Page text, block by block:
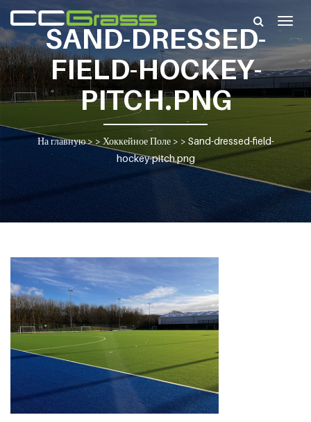
SAND-DRESSED-
FIELD-HOCKEY-
PITCH.PNG
На главную> > Хоккейное Поле> > Sand-dressed-field-
hockey-pitch.png